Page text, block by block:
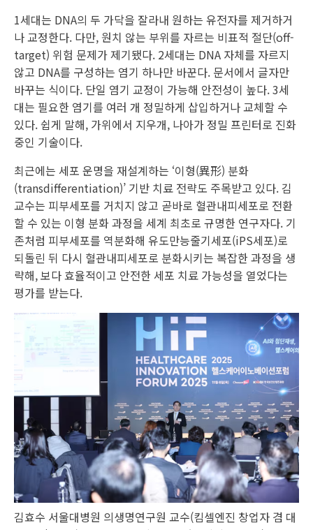
1세대는 DNA의 두 가닥을 잘라내 원하는 유전자를 제거하거
나 교정한다. 다만, 원치 않는 부위를 자르는 비표적 절단(off-
target) 위험 문제가 제기됐다. 2세대는 DNA 자체를 자르지
않고 DNA를 구성하는 염기 하나만 바꾼다. 문서에서 글자만
바꾸는 식이다. 단일 염기 교정이 가능해 안전성이 높다. 3세
대는 필요한 염기를 여러 개 정밀하게 삽입하거나 교체할 수
있다. 쉽게 말해, 가위에서 지우개, 나아가 정밀 프린터로 진화
중인 기술이다.
최근에는 세포 운명을 재설계하는 ‘이형(異形) 분화
(transdifferentiation)’ 기반 치료 전략도 주목받고 있다. 김
교수는 피부세포를 거치지 않고 곧바로 혈관내피세포로 전환
할 수 있는 이형 분화 과정을 세계 최초로 규명한 연구자다. 기
존처럼 피부세포를 역분화해 유도만능줄기세포(iPS세포)로
되돌린 뒤 다시 혈관내피세포로 분화시키는 복잡한 과정을 생
략해, 보다 효율적이고 안전한 세포 치료 가능성을 열었다는
평가를 받는다.
김효수 서울대병원 의생명연구원 교수(킴셀엔진 창업자 겸 대